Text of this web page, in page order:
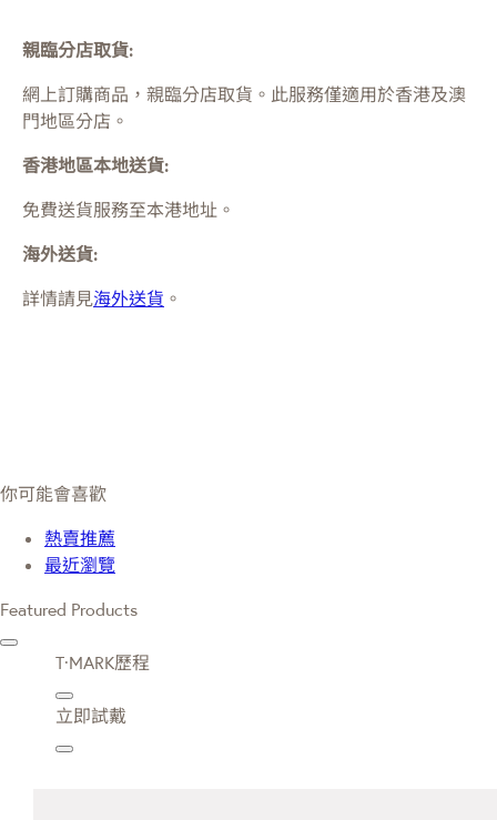
親臨分店取貨:
網上訂購商品，親臨分店取貨。此服務僅適用於香港及澳
門地區分店。
香港地區本地送貨:
免費送貨服務至本港地址。
海外送貨:
詳情請見海外送貨 。
你可能會喜歡
熱賣推薦
最近瀏覽
Featured Products
T·MARK歷程
立即試戴